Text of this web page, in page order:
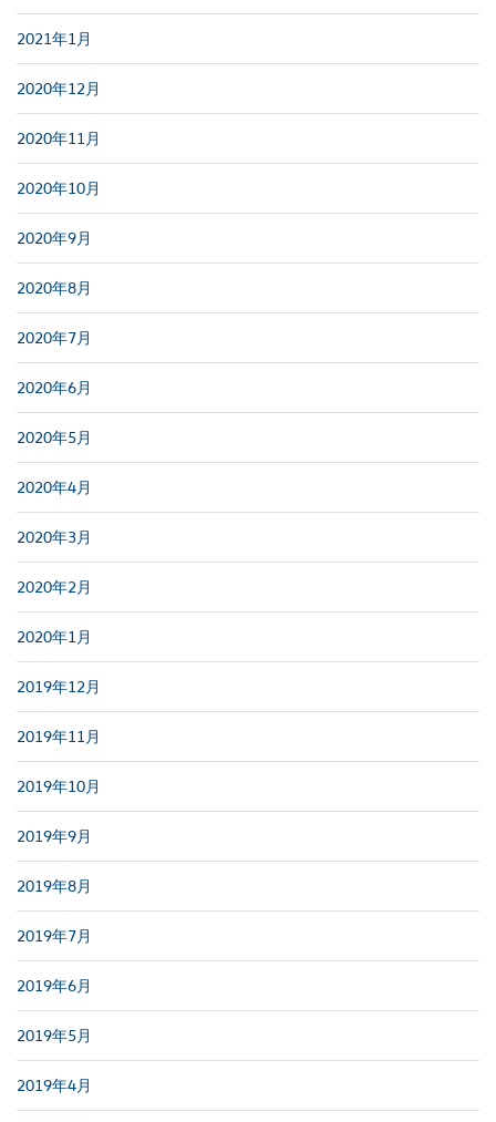
2021年1月
2020年12月
2020年11月
2020年10月
2020年9月
2020年8月
2020年7月
2020年6月
2020年5月
2020年4月
2020年3月
2020年2月
2020年1月
2019年12月
2019年11月
2019年10月
2019年9月
2019年8月
2019年7月
2019年6月
2019年5月
2019年4月